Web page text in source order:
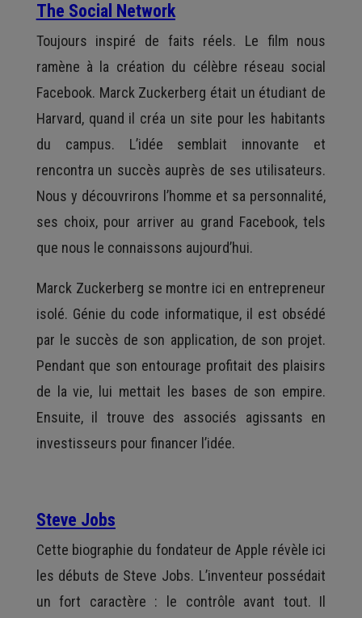
The Social Network
Toujours inspiré de faits réels. Le film nous
ramène à la création du célèbre réseau social
Facebook. Marck Zuckerberg était un étudiant de
Harvard, quand il créa un site pour les habitants
du campus. L’idée semblait innovante et
rencontra un succès auprès de ses utilisateurs.
Nous y découvrirons l’homme et sa personnalité,
ses choix, pour arriver au grand Facebook, tels
que nous le connaissons aujourd’hui.
Marck Zuckerberg se montre ici en entrepreneur
isolé. Génie du code informatique, il est obsédé
par le succès de son application, de son projet.
Pendant que son entourage profitait des plaisirs
de la vie, lui mettait les bases de son empire.
Ensuite, il trouve des associés agissants en
investisseurs pour financer l’idée.
Steve Jobs
Cette biographie du fondateur de Apple révèle ici
les débuts de Steve Jobs. L’inventeur possédait
un fort caractère : le contrôle avant tout. Il